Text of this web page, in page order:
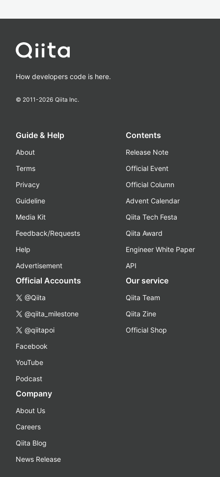
How developers code is here.
© 2011-2026 Qiita Inc.
Guide & Help
About
Terms
Privacy
Guideline
Media Kit
Feedback/Requests
Help
Advertisement
Contents
Release Note
Official Event
Official Column
Advent Calendar
Qiita Tech Festa
Qiita Award
Engineer White Paper
API
Official Accounts
@Qiita
@qiita_milestone
@qiitapoi
Facebook
YouTube
Podcast
Our service
Qiita Team
Qiita Zine
Official Shop
Company
About Us
Careers
Qiita Blog
News Release